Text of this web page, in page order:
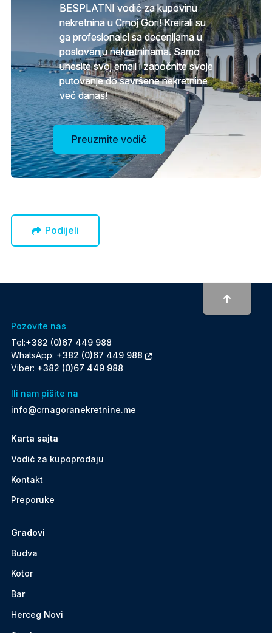
BESPLATNI vodič za kupovinu
nekretnina u Crnoj Gori! Kreirali su
ga profesionalci sa decenijama u
poslovanju nekretninama. Samo
unesite svoj email i započnite svoje
putovanje do savršene nekretnine
već danas!
Preuzmite vodič
Podijeli
Pozovite nas
Tel:+382 (0)67 449 988
WhatsApp: +382 (0)67 449 988
Viber: +382 (0)67 449 988
Ili nam pišite na
info@crnagoranekretnine.me
Karta sajta
Vodič za kupoprodaju
Kontakt
Preporuke
Gradovi
Budva
Kotor
Bar
Herceg Novi
To top